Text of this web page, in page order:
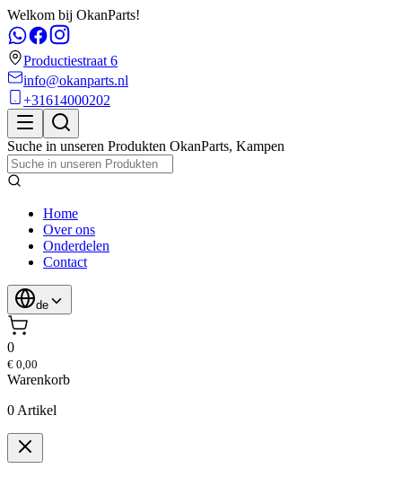
Welkom bij OkanParts!
Productiestraat 6
info@okanparts.nl
+31614000202
Suche in unseren Produkten OkanParts, Kampen
Home
Over ons
Onderdelen
Contact
de
0
€ 0,00
Warenkorb
0 Artikel